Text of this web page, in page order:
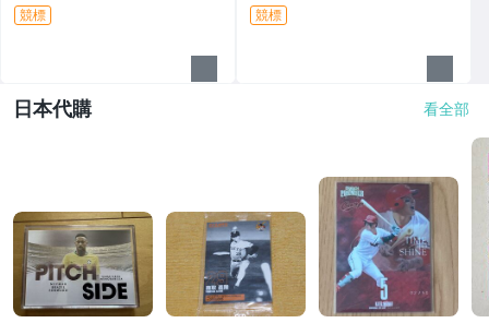
競標 競標
日本代購 看全部